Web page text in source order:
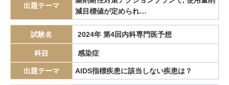
Kallmann症候群 Klinefelter症候群 KRAS Kussmaul
Lewy小体型認知症 LRG LSBE Lynch症候群
Marfan症候群 MELD score MEN MGUS Miritzzi症候群
mMRCスケール MPGN
MTX関連リンパ増殖性疾患 NAFLD NASH NERD
出題テーマ
減目標値が定められ…
試験名 2024年 第4回内科専門医予想
科目 感染症
出題テーマ AIDS指標疾患に該当しない疾患は？